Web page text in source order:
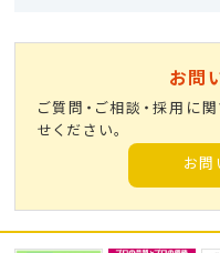
お問
ご質問・ご相談・採用に
せください。
お問